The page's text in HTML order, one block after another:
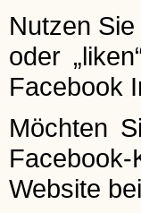
Nutzen
oder
Facebook
Möchten
Website